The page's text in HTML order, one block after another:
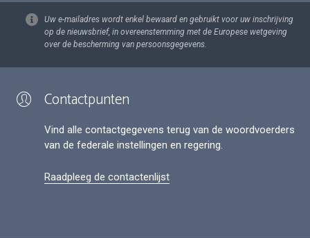
Uw e-mailadres wordt enkel bewaard en gebruikt voor uw inschrijving
op de nieuwsbrief, in overeenstemming met de Europese wetgeving
over de bescherming van persoonsgegevens.
Contactpunten
Vind alle contactgegevens terug van de woordvoerders
van de federale instellingen en regering.
Raadpleeg de contactenlijst